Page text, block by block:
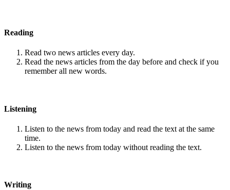
Reading
Read two news articles every day.
Read the news articles from the day before and check if you
remember all new words.
Listening
Listen to the news from today and read the text at the same
time.
Listen to the news from today without reading the text.
Writing